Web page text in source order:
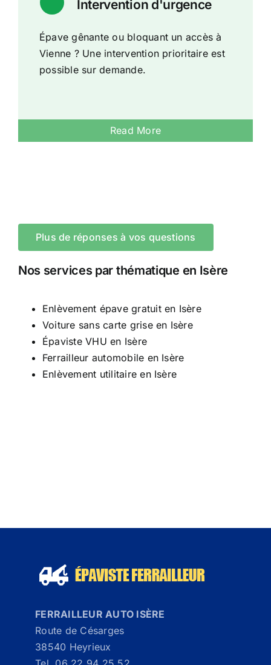
Intervention d'urgence
Épave gênante ou bloquant un accès à
Vienne ? Une intervention prioritaire est
possible sur demande.
Read More
Plus de réponses à vos questions
Nos services par thématique en Isère
Enlèvement épave gratuit en Isère
Voiture sans carte grise en Isère
Épaviste VHU en Isère
Ferrailleur automobile en Isère
Enlèvement utilitaire en Isère
FERRAILLEUR AUTO ISÈRE
Route de Césarges
38540 Heyrieux